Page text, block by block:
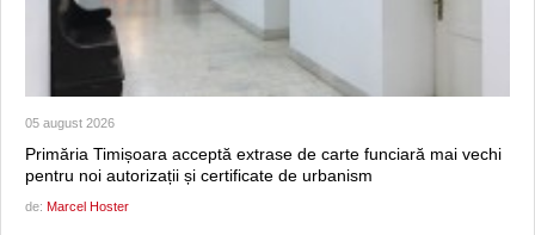
05 august 2026
Primăria Timișoara acceptă extrase de carte funciară mai vechi
pentru noi autorizații și certificate de urbanism
de: Marcel Hoster